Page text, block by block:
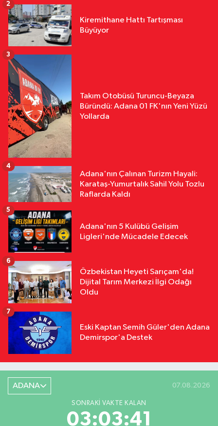
Kiremithane Hattı Tartışması
Büyüyor
2
Takım Otobüsü Turuncu-Beyaza
Büründü: Adana 01 FK'nın Yeni Yüzü
Yollarda
3
Adana'nın Çalınan Turizm Hayali:
Karataş-Yumurtalık Sahil Yolu Tozlu
Raflarda Kaldı
4
Adana'nın 5 Kulübü Gelişim
Ligleri'nde Mücadele Edecek
5
Özbekistan Heyeti Sarıçam'da!
Dijital Tarım Merkezi İlgi Odağı
Oldu
6
Eski Kaptan Semih Güler'den Adana
Demirspor'a Destek
7
ADANA 07.08.2026
SONRAKI VAKTE KALAN
03:03:40